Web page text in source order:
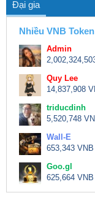
Đại gia
Nhiều VNB Token
Admin
Quy Lee
14,837,908
triducdinh
5,520,748
Wall-E
653,343
Goo.gl
625,664